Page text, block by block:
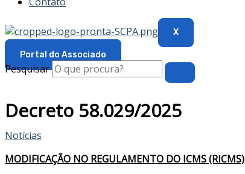
X
Portal do Associado
Pesquisar
Decreto 58.029/2025
Notícias
MODIFICAÇÃO NO REGULAMENTO DO ICMS (RICMS)